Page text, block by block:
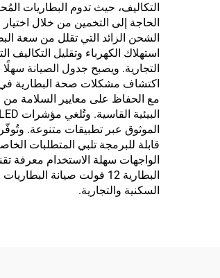
المتحدة، إصلاح
ببطاريات LifePO4
التكاليف، حيث تدوم البطاريات
الحاجة إلى التخمين من خلال اختيار
استهلاك الكهرباء وتقليل
التجارية. ويصبح جدول الصيانة
اكتشاف مشكلات صحة البطارية في
مع الحفاظ على معايير السلامة من
الموثوق عبر تطبيقات متنوعة.
قابلة للبرمجة تلبي المتطلبات
الواجهات سهلة الاستخدام معرفة
البطارية 12 فولت
السكنية والتجارية.